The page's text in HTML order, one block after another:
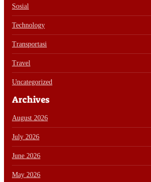
Sosial
Technology
Transportasi
Travel
Uncategorized
Archives
August 2026
July 2026
June 2026
May 2026